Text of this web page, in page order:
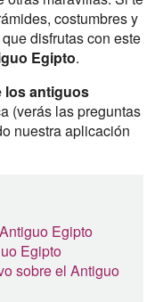
costumbres y
disfrutas con este
Egipto.
los antiguos
(verás las preguntas
nuestra aplicación
Egipto
Egipto
sobre el Antiguo